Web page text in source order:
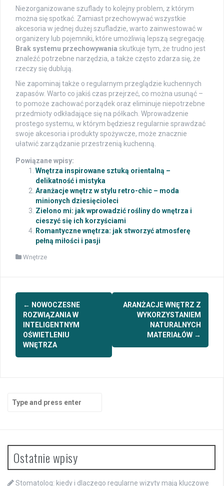
Niezorganizowane szuflady to kolejny problem, z którym
można się spotkać. Zamiast przechowywać wszystkie
akcesoria w jednej dużej szufladzie, warto zainwestować w
organizery lub pojemniki, które umożliwią lepszą segregację.
Brak systemu przechowywania skutkuje tym, że trudno jest
znaleźć potrzebne narzędzia, a także często zdarza się, że
rzeczy się dublują.
Nie zapominaj także o regularnym przeglądzie kuchennych
zapasów. Warto co jakiś czas przejrzeć, co można usunąć –
to pomoże zachować porządek oraz eliminuje niepotrzebne
przedmioty odkładające się na półkach. Wprowadzenie
prostego systemu, w którym będziesz regularnie sprawdzać
swoje akcesoria i produkty spożywcze, może znacznie
ułatwić zarządzanie przestrzenią kuchenną.
Powiązane wpisy:
Wnętrza inspirowane sztuką orientalną –
delikatność i mistyka
Aranżacje wnętrz w stylu retro-chic – moda
minionych dziesięcioleci
Zielono mi: jak wprowadzić rośliny do wnętrza i
cieszyć się ich korzyściami
Romantyczne wnętrza: jak stworzyć atmosferę
pełną miłości i pasji
Wnętrze
Post
navigation
← NOWOCZESNE
ROZWIĄZANIA W
INTELIGENTNYM
OŚWIETLENIU
WNĘTRZA
ARANŻACJE WNĘTRZ Z
WYKORZYSTANIEM
NATURALNYCH
MATERIAŁÓW →
Search
for:
Ostatnie wpisy
Stomatolog: kiedy i dlaczego regularne wizyty mają kluczowe